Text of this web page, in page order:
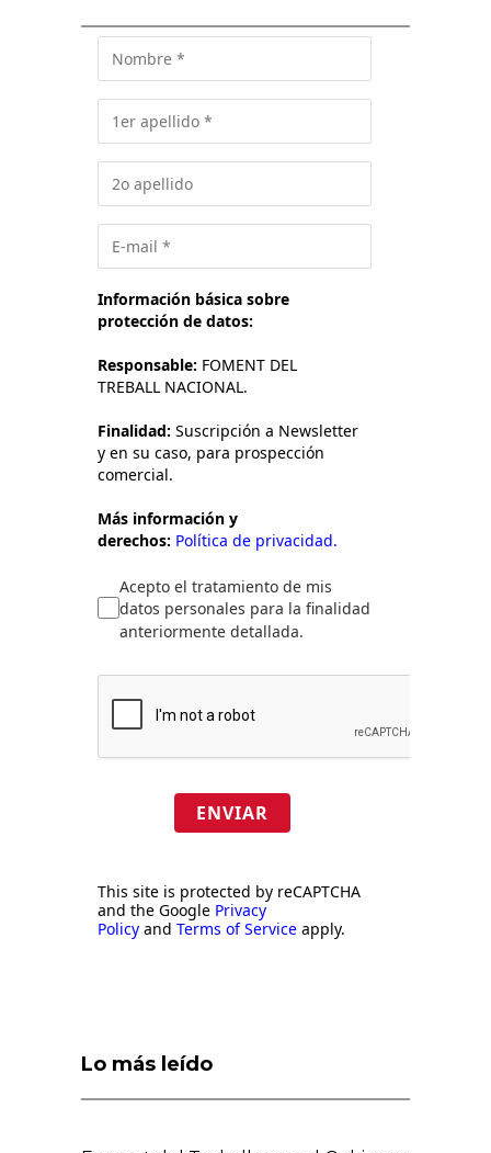
Información básica sobre
protección de datos:
Responsable: FOMENT DEL
TREBALL NACIONAL.
Finalidad: Suscripción a Newsletter
y en su caso, para prospección
comercial.
Más información y
derechos: Política de privacidad.
Acepto el tratamiento de mis
datos personales para la finalidad
anteriormente detallada.
ENVIAR
This site is protected by reCAPTCHA
and the Google Privacy
Policy and Terms of Service apply.
Lo más leído